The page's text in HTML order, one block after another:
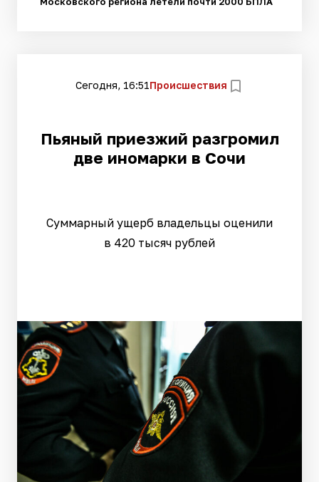
Сегодня, 16:51Происшествия
Пьяный приезжий разгромил
две иномарки в Сочи
Суммарный ущерб владельцы оценили
в 420 тысяч рублей